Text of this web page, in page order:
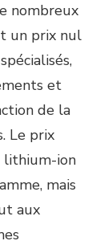
nombreux
un prix nul
et
de la
Le prix
lithium-ion
mais
aux